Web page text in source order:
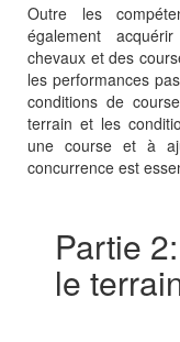
Outre les
également
chevaux et des
les performances
conditions de
terrain et les
une course et à
concurrence est
Partie
le